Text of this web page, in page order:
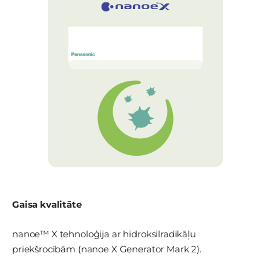
Gaisa kvalitāte
nanoe™ X tehnoloģija ar hidroksilradikāļu
priekšrocībām (nanoe X Generator Mark 2).